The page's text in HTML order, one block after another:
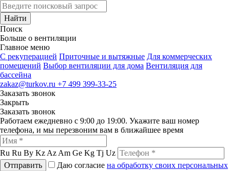
Найти
Поиск
Больше о вентиляции
Главное меню
C рекуперацией Приточные и вытяжные Для коммерческих
помещений Выбор вентиляции для дома Вентиляция для
бассейна
zakaz@turkov.ru +7 499 399-33-25
Заказать звонок
Закрыть
Заказать звонок
Работаем ежедневно с 9:00 до 19:00. Укажите ваш номер
телефона, и мы перезвоним вам в ближайшее время
Ru Ru By Kz Az Am Ge Kg Tj Uz
Отправить
Даю согласие на обработку своих персональных